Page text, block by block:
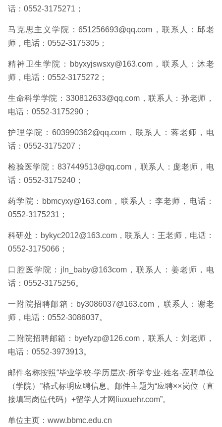
话：0552-3175271；
马克思主义学院：651256693@qq.com，联系人：邱老
师，电话：0552-3175305；
精神卫生学院：bbyxyjswsxy@163.com，联系人：沐老
师，电话：0552-3175272；
生命科学学院：330812633@qq.com，联系人：孙老师，
电话：0552-3175290；
护理学院：603990362@qq.com，联系人：蒋老师，电
话：0552-3175207；
检验医学院：837449513@qq.com，联系人：庞老师，电
话：0552-3175240；
药学院：bbmcyxy@163.com，联系人：李老师，电话：
0552-3175231；
科研处：bykyc2012@163.com，联系人：王老师，电话：
0552-3175066；
口腔医学院：jln_baby@163com，联系人：姜老师，电
话：0552-3175256。
一附院招聘邮箱：by3086037@163.com，联系人：谢老
师，电话：0552-3086037。
二附院招聘邮箱：byefyzp@126.com，联系人：刘老师，
电话：0552-3973913。
邮件名称按照“毕业学校-学历层次-所学专业-姓名-应聘单位
（学院）”格式标明应聘信息。邮件主题为“应聘××岗位（直
接填写岗位代码）+留学人才网liuxuehr.com”。
单位主页：www.bbmc.edu.cn